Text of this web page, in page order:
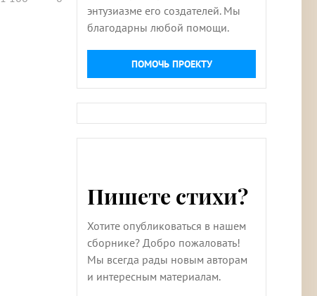
энтузиазме его создателей. Мы
благодарны любой помощи.
ПОМОЧЬ ПРОЕКТУ
Пишете стихи?
Хотите опубликоваться в нашем
сборнике? Добро пожаловать!
Мы всегда рады новым авторам
и интересным материалам.